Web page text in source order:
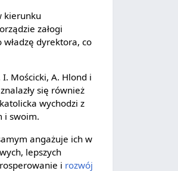
kierunku
załogi
dyrektora, co
Mościcki, A. Hlond i
się również
wychodzi z
i swoim.
angażuje ich w
lepszych
i rozwój